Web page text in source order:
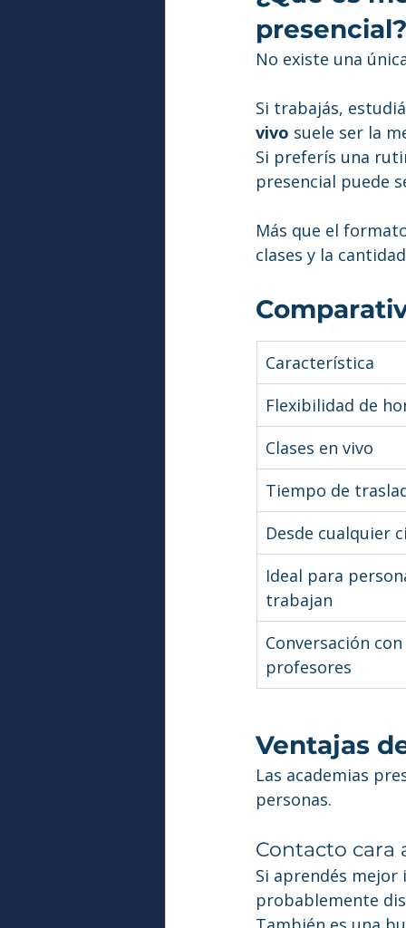
presencial?
No existe una
Si trabajás,
vivo suele ser la
Si preferís una
presencial puede
Más que el
clases y la
Característica
Flexibilidad de
Clases en vivo
Tiempo de
Desde cualquier
Ideal para
trabajan
Conversación con
profesores
Ventajas
Las academias
personas.
Contacto cara
Si aprendés
probablemente